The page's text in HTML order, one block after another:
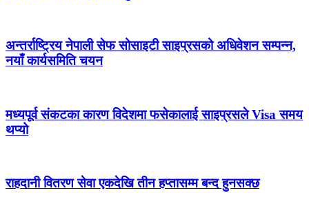
अन्तर्राष्ट्रिय नेपाली सेफ सोसाइटी साइप्रसको अधिवेशन सम्पन्न,
नयाँ कार्यसमिति चयन
मध्यपूर्व संकटका कारण विदेशमा फसेकालाई साइप्रसले Visa समय
थप्यो
राहदानी वितरण सेवा एकदेखि तीन हप्तासम्म बन्द हुनसक्छ